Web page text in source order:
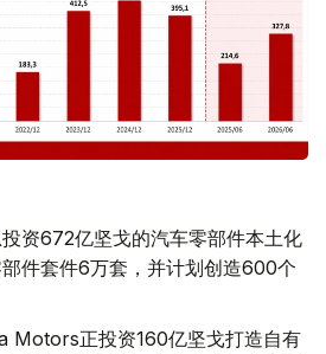
资672亿坚戈的汽车零部件本土化
件套件6万套，并计划创造600个
Motors正投资160亿坚戈打造自有